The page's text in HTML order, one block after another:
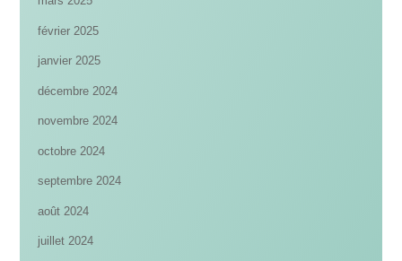
février 2025
janvier 2025
décembre 2024
novembre 2024
octobre 2024
septembre 2024
août 2024
juillet 2024